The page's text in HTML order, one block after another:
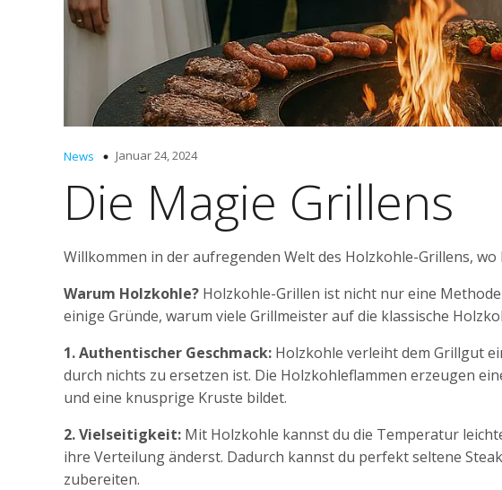
News Januar 24, 2024
Die Magie Grillens
Willkommen in der aufregenden Welt des Holzkohle-Grillens, wo
Warum Holzkohle? Holzkohle-Grillen ist nicht nur eine
einige Gründe, warum viele Grillmeister auf die klassische
1. Authentischer Geschmack: Holzkohle verleiht dem Grillgut
durch nichts zu ersetzen ist. Die Holzkohleflammen erzeugen
und eine knusprige Kruste bildet.
2. Vielseitigkeit: Mit Holzkohle kannst du die Temperatur
ihre Verteilung änderst. Dadurch kannst du perfekt seltene
zubereiten.